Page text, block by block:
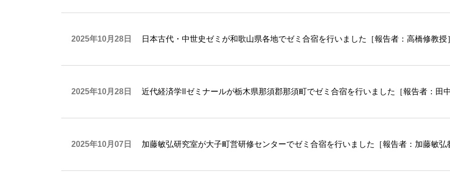
2025年10月28日 日本古代・中世史ゼミが和歌山県各地でゼミ合宿を行いました［報告者：高橋修教授
2025年10月28日 近代経済学Ⅱゼミナールが栃木県那須郡那須町でゼミ合宿を行いました［報告者：田
2025年10月07日 加藤敏弘研究室が大子町営研修センターでゼミ合宿を行いました［報告者：加藤敏弘